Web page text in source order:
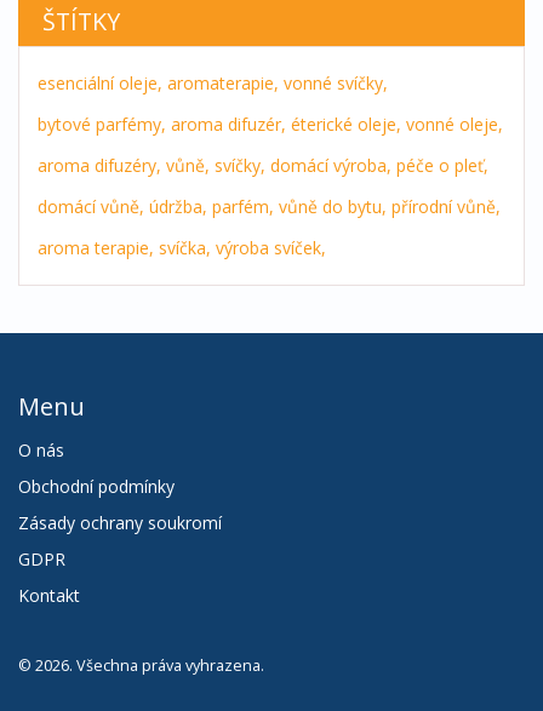
ŠTÍTKY
esenciální oleje, aromaterapie, vonné svíčky,
bytové parfémy, aroma difuzér, éterické oleje, vonné oleje,
aroma difuzéry, vůně, svíčky, domácí výroba, péče o pleť,
domácí vůně, údržba, parfém, vůně do bytu, přírodní vůně,
aroma terapie, svíčka, výroba svíček,
Menu
O nás
Obchodní podmínky
Zásady ochrany soukromí
GDPR
Kontakt
© 2026. Všechna práva vyhrazena.